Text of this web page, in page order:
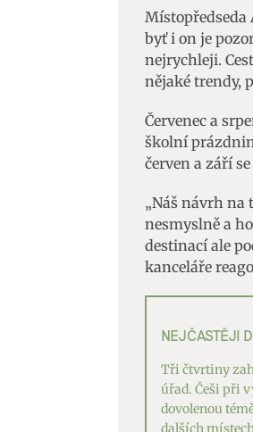
Místopředseda
byť i on je
nejrychleji.
nějaké trendy,
Červenec a
školní
červen a září
„Náš návrh na
nesmyslně a
destinací ale
kanceláře
NEJČASTĚJI
Tři čtvrtiny
úřad. Češi při
dovolenou
dalších